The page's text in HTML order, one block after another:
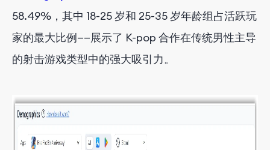
58.49%，其中 18-25 岁和 25-35 岁年龄组占活跃玩
家的最大比例——展示了 K-pop 合作在传统男性主导
的射击游戏类型中的强大吸引力。